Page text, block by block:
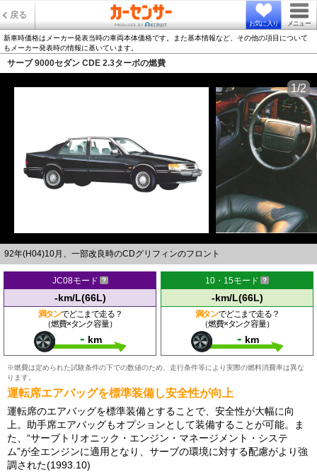
戻る
お気に入り メニュー
新車時価格はメーカー発表当時の車両本体価格です。また基本情報など、その他の項目について
もメーカー発表時の情報に基いています。
サーブ 9000セダン CDE 2.3ターボの燃費
92年(H04)10月、一部改良時のCDグリフィンのフロント
1/2
JC08モード
-km/L(66L)
満タンでどこまで走る？
（燃費×タンク容量）
- km
10・15モード
-km/L(66L)
満タンでどこまで走る？
（燃費×タンク容量）
- km
※燃費は定められた試験条件の下での数値のため、走行条件等により実際の燃料消費率は異な
ります。
運転席エアバッグを標準装備し安全性が向上
運転席のエアバッグを標準装備とすることで、安全性が大幅に向
上。助手席エアバッグもオプションとして装備することが可能。ま
た、“サーブトリオニック・エンジン・マネージメント・システ
ム”が全エンジンに適用となり、サーブの環境に対する配慮がより強
調された(1993.10)